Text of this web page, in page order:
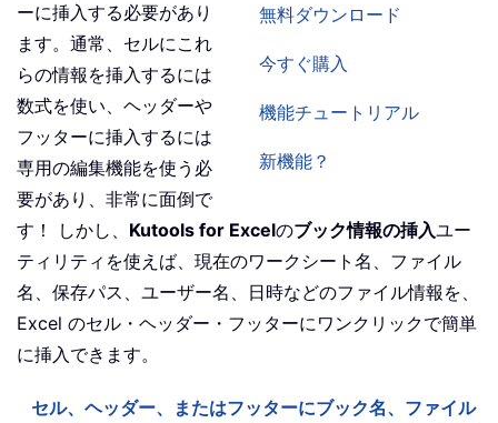
無料ダウンロード
今すぐ購入
機能チュートリアル
新機能？
ーに挿入する必要があり
ます。通常、セルにこれ
らの情報を挿入するには
数式を使い、ヘッダーや
フッターに挿入するには
専用の編集機能を使う必
要があり、非常に面倒で
す！ しかし、 Kutools for Excelのブック情報の挿入ユー
ティリティを使えば、現在のワークシート名、ファイル
名、保存パス、ユーザー名、日時などのファイル情報を、
Excel のセル・ヘッダー・フッターにワンクリックで簡単
に挿入できます。
セル、ヘッダー、またはフッターにブック名、ファイル